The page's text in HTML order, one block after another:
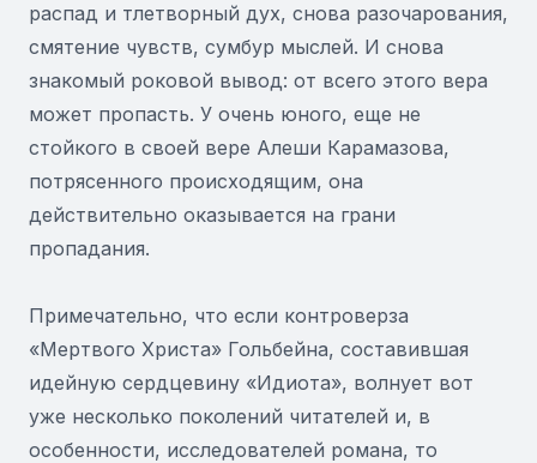
распад и тлетворный дух, снова разочарования,
смятение чувств, сумбур мыслей. И снова
знакомый роковой вывод: от всего этого вера
может пропасть. У очень юного, еще не
стойкого в своей вере Алеши Карамазова,
потрясенного происходящим, она
действительно оказывается на грани
пропадания.
Примечательно, что если контроверза
«Мертвого Христа» Гольбейна, составившая
идейную сердцевину «Идиота», волнует вот
уже несколько поколений читателей и, в
особенности, исследователей романа, то